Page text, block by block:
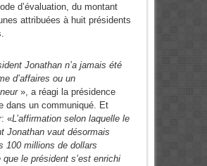
d’évaluation, du montant
attribuées à huit présidents
Jonathan n’a jamais été
d’affaires ou un
», a réagi la présidence
dans un communiqué. Et
«L’affirmation selon laquelle le
Jonathan vaut désormais
100 millions de dollars
que le président s’est enrichi